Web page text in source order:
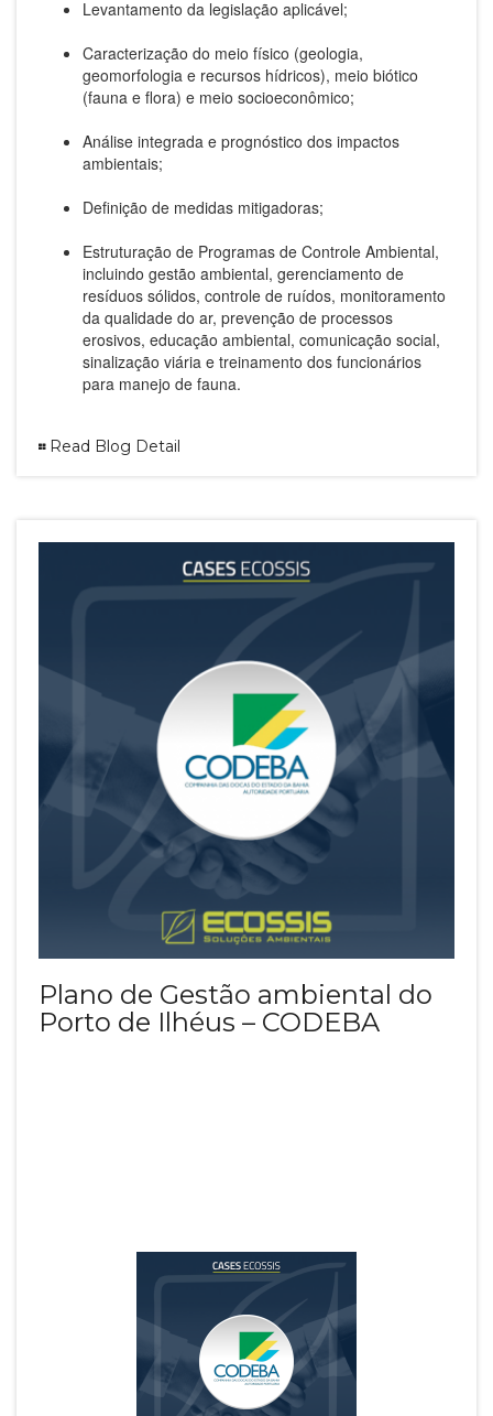
Levantamento da legislação aplicável;
Caracterização do meio físico (geologia,
geomorfologia e recursos hídricos), meio biótico
(fauna e flora) e meio socioeconômico;
Análise integrada e prognóstico dos impactos
ambientais;
Definição de medidas mitigadoras;
Estruturação de Programas de Controle Ambiental,
incluindo gestão ambiental, gerenciamento de
resíduos sólidos, controle de ruídos, monitoramento
da qualidade do ar, prevenção de processos
erosivos, educação ambiental, comunicação social,
sinalização viária e treinamento dos funcionários
para manejo de fauna.
Read Blog Detail
Plano de Gestão ambiental do
Porto de Ilhéus – CODEBA